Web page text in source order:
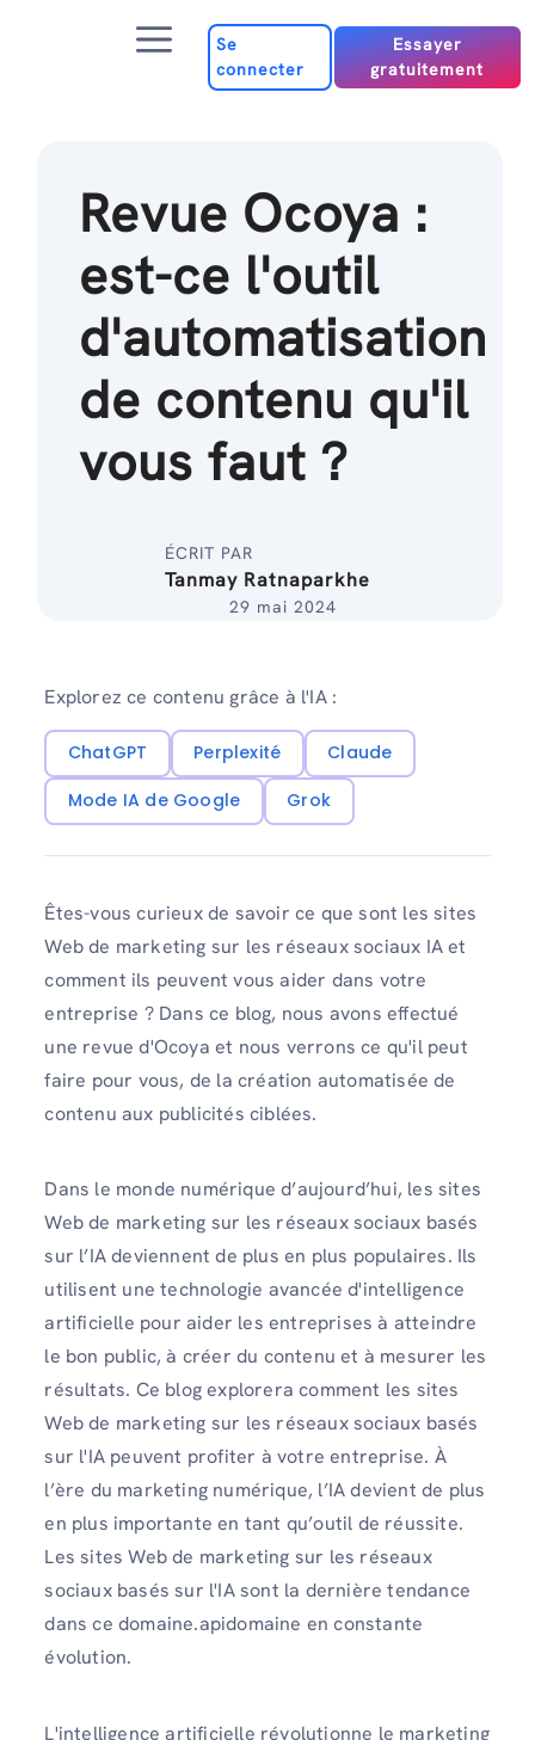
Menu
Se
connecter
Essayer
gratuitement
Revue Ocoya :
est-ce l'outil
d'automatisation
de contenu qu'il
vous faut ?
ÉCRIT PAR
Tanmay Ratnaparkhe
29 mai 2024
Explorez ce contenu grâce à l'IA :
ChatGPT Perplexité
Claude
Mode IA de Google
Grok
Êtes-vous curieux de savoir ce que sont les sites
Web de marketing sur les réseaux sociaux IA et
comment ils peuvent vous aider dans votre
entreprise ? Dans ce blog, nous avons effectué
une revue d'Ocoya et nous verrons ce qu'il peut
faire pour vous, de la création automatisée de
contenu aux publicités ciblées.
Dans le monde numérique d’aujourd’hui, les sites
Web de marketing sur les réseaux sociaux basés
sur l’IA deviennent de plus en plus populaires. Ils
utilisent une technologie avancée d'intelligence
artificielle pour aider les entreprises à atteindre
le bon public, à créer du contenu et à mesurer les
résultats. Ce blog explorera comment les sites
Web de marketing sur les réseaux sociaux basés
sur l'IA peuvent profiter à votre entreprise. À
l’ère du marketing numérique, l’IA devient de plus
en plus importante en tant qu’outil de réussite.
Les sites Web de marketing sur les réseaux
sociaux basés sur l'IA sont la dernière tendance
dans ce domaine.apidomaine en constante
évolution.
L'intelligence artificielle révolutionne le marketing